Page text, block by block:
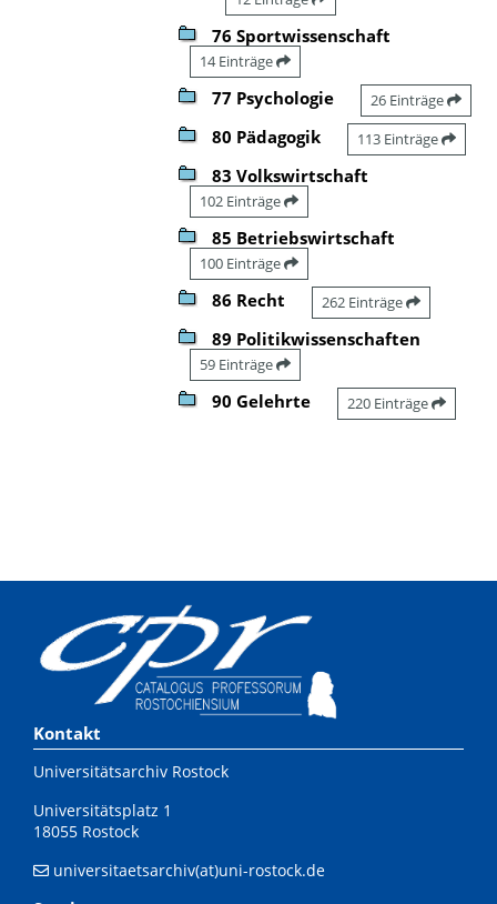
76 Sportwissenschaft
14 Einträge
77 Psychologie 26 Einträge
80 Pädagogik 113 Einträge
83 Volkswirtschaft
102 Einträge
85 Betriebswirtschaft
100 Einträge
86 Recht 262 Einträge
89 Politikwissenschaften
59 Einträge
90 Gelehrte 220 Einträge
Kontakt
Universitätsarchiv Rostock
Universitätsplatz 1
18055 Rostock
universitaetsarchiv(at)uni-rostock.de